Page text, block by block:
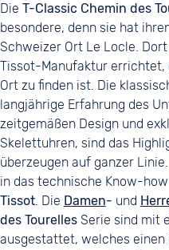
Die T-Classic Chemin des
besondere, denn sie hat
Schweizer Ort Le Locle.
Tissot-Manufaktur errichtet,
Ort zu finden ist. Die
langjährige Erfahrung des
zeitgemäßen Design und
Skelettuhren, sind das
überzeugen auf ganzer
in das technische Know-
Tissot. Die Damen- und
des TourellesSerie sind mit
ausgestattet, welches